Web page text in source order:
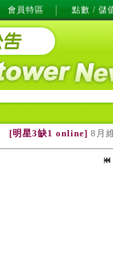
會員特區 點數 / 儲
[明星3缺1 online] 8月